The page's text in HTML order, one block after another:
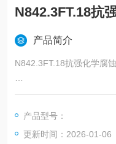
N842.3FT.18抗
产品简介
N842.3FT.18抗强化学腐
真空抽滤,旋转蒸发，常
产品型号：
更新时间：2026-01-06